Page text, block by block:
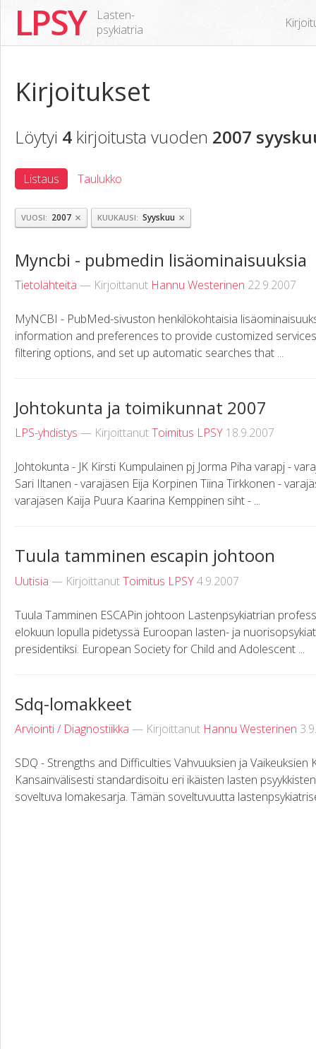
LPSY
Lasten-
psykiatria
Kirjoitukset
Löytyi 4 kirjoitusta vuoden 2007
Listaus Taulukko
VUOSI 2007 × KUUKAUSI Syyskuu ×
Myncbi - pubmedin lisäominaisuuksia
Tietolähteitä — Kirjoittanut Hannu Westerinen 22.9.2007
MyNCBI - PubMed-sivuston henkilökohtaisia
information and preferences to provide customized
filtering options, and set up automatic searches that ...
Johtokunta ja toimikunnat 2007
LPS-yhdistys — KirjoittanutToimitus LPSY 18.9.2007
Johtokunta - JK Kirsti Kumpulainen pj Jorma Piha varapj -
Sari Iltanen - varajäsen Eija Korpinen Tiina Tirkkonen -
varajäsen Kaija Puura Kaarina Kemppinen siht - ...
Tuula tamminen escapin johtoon
Uutisia — KirjoittanutToimitus LPSY4.9.2007
Tuula Tamminen ESCAPin johtoon Lastenpsykiatrian
elokuun lopulla pidetyssä Euroopan lasten- ja
presidentiksi. European Society for Child and Adolescent ...
Sdq-lomakkeet
Arviointi / Diagnostiikka — Kirjoittanut Hannu Westerinen
SDQ - Strengths and Difficulties Vahvuuksien ja Vaikeuksien
Kansainvälisesti standardisoitu eri ikäisten lasten
soveltuva lomakesarja. Tämän soveltuvuutta